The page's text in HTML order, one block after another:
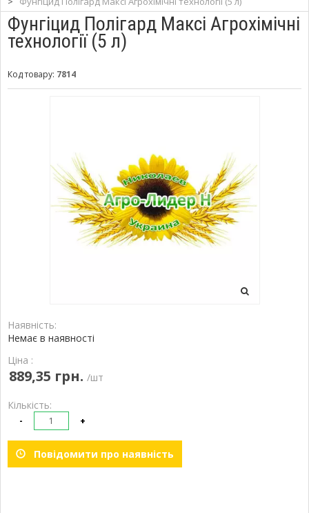
Фунгіцид Полігард Максі Агрохімічні
технології (5 л)
Код товару: 7814
Наявність:
Немає в наявності
Ціна :
889,35 грн. /шт
Кількість:
- +
Повідомити про наявність